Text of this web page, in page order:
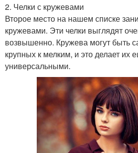
2. Челки с кружевами
Второе место на нашем списке
кружевами. Эти челки выглядят
возвышенно. Кружева могут быть
крупных к мелким, и это делает их
универсальными.